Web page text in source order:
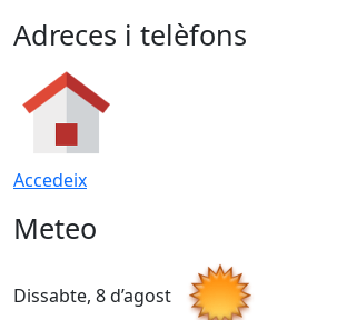
Adreces i telèfons
Accedeix
Meteo
Dissabte, 8 d’agost